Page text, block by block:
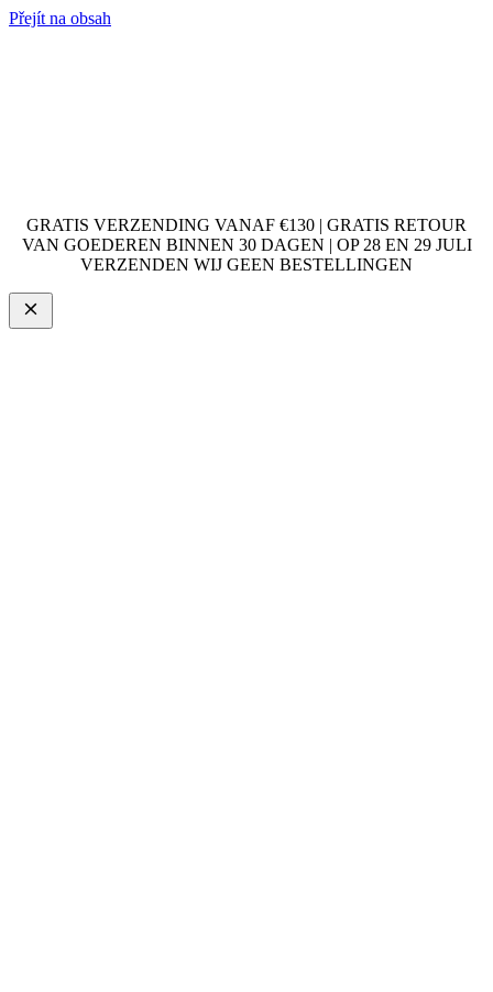
Přejít na obsah
GRATIS VERZENDING VANAF €130 | GRATIS RETOUR
VAN GOEDEREN BINNEN 30 DAGEN | OP 28 EN 29 JULI
VERZENDEN WIJ GEEN BESTELLINGEN